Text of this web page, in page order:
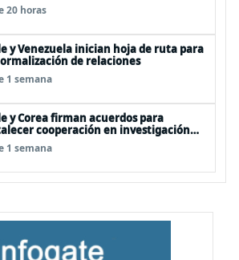
20 horas
y Venezuela inician hoja de ruta para
de relaciones
1 semana
y Corea firman acuerdos para
cooperación en investigación
minería, seguridad
1 semana